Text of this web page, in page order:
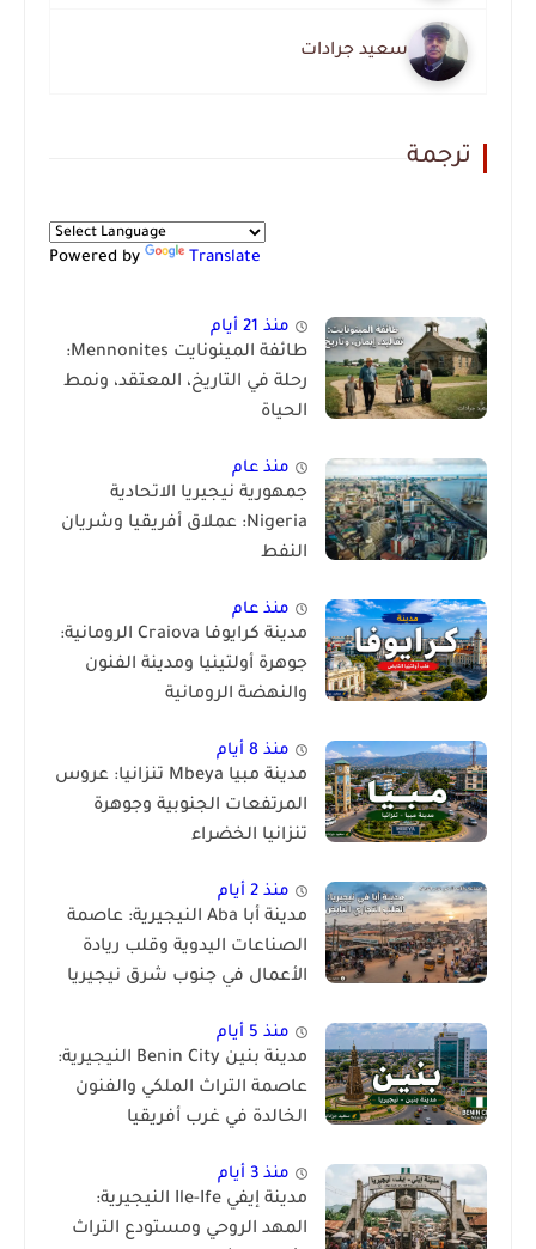
سعيد جرادات
ترجمة
Powered by Translate
منذ 21 أيام
طائفة المينونايت Mennonites:
رحلة في التاريخ، المعتقد، ونمط
الحياة
منذ عام
جمهورية نيجيريا الاتحادية
Nigeria: عملاق أفريقيا وشريان
النفط
منذ عام
مدينة كرايوفا Craiova الرومانية:
جوهرة أولتينيا ومدينة الفنون
والنهضة الرومانية
منذ 8 أيام
مدينة مبيا Mbeya تنزانيا: عروس
المرتفعات الجنوبية وجوهرة
تنزانيا الخضراء
منذ 2 أيام
مدينة أبا Aba النيجيرية: عاصمة
الصناعات اليدوية وقلب ريادة
الأعمال في جنوب شرق نيجيريا
منذ 5 أيام
مدينة بنين Benin City النيجيرية:
عاصمة التراث الملكي والفنون
الخالدة في غرب أفريقيا
منذ 3 أيام
مدينة إيفي Ile-Ife النيجيرية:
المهد الروحي ومستودع التراث